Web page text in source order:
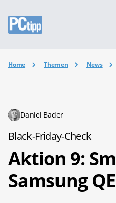
Home Themen News
Daniel Bader
Black-Friday-Check
Aktion 9:
Samsung